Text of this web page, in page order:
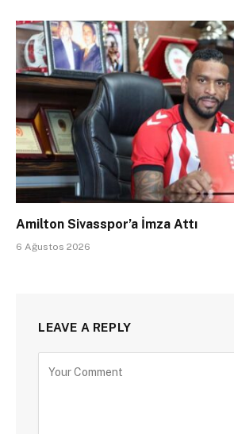
Amilton Sivasspor’a İmza Attı
6 Ağustos 2026
LEAVE A REPLY